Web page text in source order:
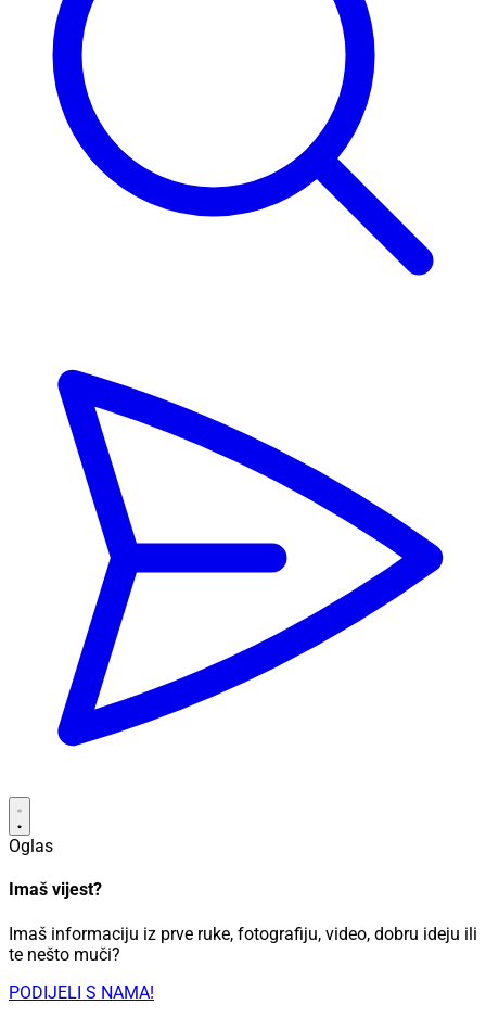
Oglas
Imaš vijest?
Imaš informaciju iz prve ruke, fotografiju, video, dobru ideju ili
te nešto muči?
PODIJELI S NAMA!